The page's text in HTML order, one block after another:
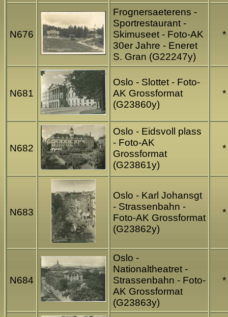
N676
Frognersaeterens -
Sportrestaurant -
Skimuseet - Foto-AK
30er Jahre - Eneret
S. Gran (G22247y)
*
N681
Oslo - Slottet - Foto-
AK Grossformat
(G23860y)
*
N682
Oslo - Eidsvoll plass
- Foto-AK
Grossformat
(G23861y)
*
N683
Oslo - Karl Johansgt
- Strassenbahn -
Foto-AK Grossformat
(G23862y)
*
N684
Oslo -
Nationaltheatret -
Strassenbahn - Foto-
AK Grossformat
(G23863y)
*